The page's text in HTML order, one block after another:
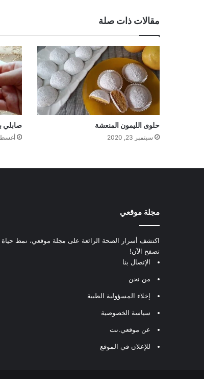
مقالات ذات صلة
حلوى الليمون المنعشة
سبتمبر 23, 2020
صابلي
أغسطس 6,
مجلة موقعي
اكتشف أسرار الصحة الرائعة على مجلة موقعي، نمط
تصفح الآن!
الإتصال بنا
من نحن
إخلاء المسؤولية الطبية
سياسة الخصوصية
عن موقعي.نت
للإعلان في الموقع